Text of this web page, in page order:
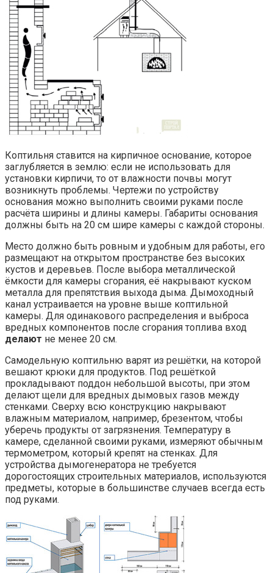
Коптильня ставится на кирпичное основание, которое
заглубляется в землю: если не использовать для
установки кирпичи, то от влажности почвы могут
возникнуть проблемы. Чертежи по устройству
основания можно выполнить своими руками после
расчёта ширины и длины камеры. Габариты основания
должны быть на 20 см шире камеры с каждой стороны.
Место должно быть ровным и удобным для работы, его
размещают на открытом пространстве без высоких
кустов и деревьев. После выбора металлической
ёмкости для камеры сгорания, её накрывают куском
металла для препятствия выхода дыма. Дымоходный
канал устраивается на уровне выше коптильной
камеры. Для одинакового распределения и выброса
вредных компонентов после сгорания топлива вход
делают не менее 20 см.
Самодельную коптильню варят из решётки, на которой
вешают крюки для продуктов. Под решёткой
прокладывают поддон небольшой высоты, при этом
делают щели для вредных дымовых газов между
стенками. Сверху всю конструкцию накрывают
влажным материалом, например, брезентом, чтобы
уберечь продукты от загрязнения. Температуру в
камере, сделанной своими руками, измеряют обычным
термометром, который крепят на стенках. Для
устройства дымогенератора не требуется
дорогостоящих строительных материалов, используются
предметы, которые в большинстве случаев всегда есть
под руками.